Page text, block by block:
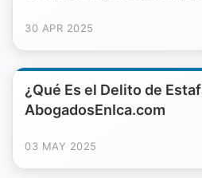
30 APR 2025
¿Qué Es el Delito de
AbogadosEnIca.com
03 MAY 2025